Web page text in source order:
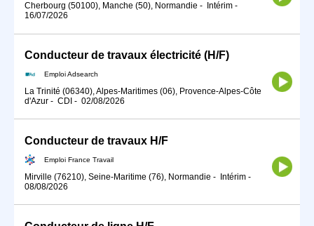
Cherbourg (50100), Manche (50), Normandie - Intérim -
16/07/2026
Conducteur de travaux électricité (H/F)
Emploi Adsearch
La Trinité (06340), Alpes-Maritimes (06), Provence-Alpes-Côte
d'Azur - CDI - 02/08/2026
Conducteur de travaux H/F
Emploi France Travail
Mirville (76210), Seine-Maritime (76), Normandie - Intérim -
08/08/2026